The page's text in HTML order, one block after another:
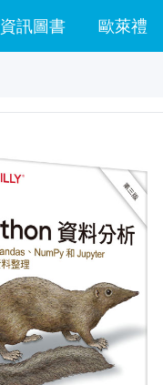
資訊圖書 歐萊禮